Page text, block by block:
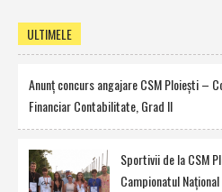
ULTIMELE
Anunţ concurs angajare CSM Ploieşti –
Financiar Contabilitate, Grad II
Sportivii de la CSM
Campionatul